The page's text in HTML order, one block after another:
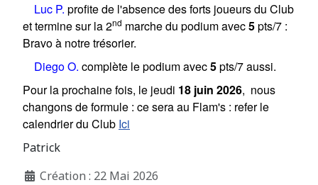
Luc P. profite de l'absence des forts joueurs du Club
et termine sur la 2nd marche du podium avec5pts/7 :
Bravo à notre trésorier.
Diego O. complète le podium avec5pts/7 aussi.
Pour la prochaine fois, le jeudi 18 juin 2026, nous
changons de formule : ce sera au Flam's : refer le
calendrier du Club Ici
Patrick
Création : 22 Mai 2026